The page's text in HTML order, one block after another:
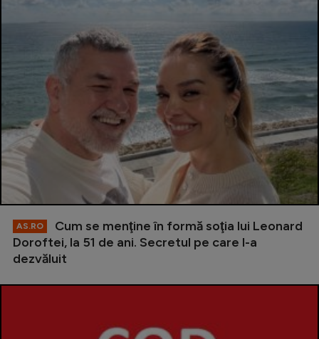
AS.RO
Cum se menţine în formă soţia lui Leonard
Doroftei, la 51 de ani. Secretul pe care l-a
dezvăluit